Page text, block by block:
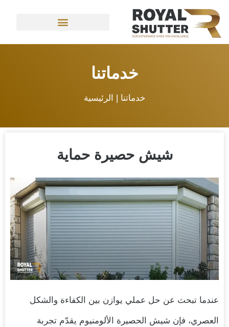
خدماتنا
خدماتنا | الرئيسية
شيش حصيرة حماية
عندما تبحث عن حل عملي يوازن بين الكفاءة والشكل
العصري، فإن شيش الحصيرة الألومنيوم يقدّم تجربة